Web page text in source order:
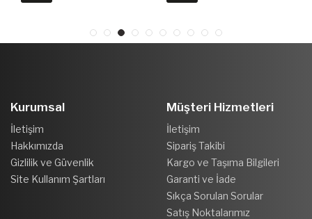
Kurumsal
İletişim
Hakkımızda
Gizlilik ve Güvenlik
Site Kullanım Şartları
Müşteri Hizmetleri
İletişim
Sipariş Takibi
Kargo ve Taşıma Bilgileri
Garanti ve İade
Sıkça Sorulan Sorular
Satış Noktalarımız